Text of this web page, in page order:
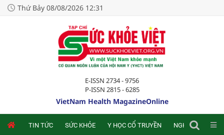
Thứ Bảy 08/08/2026 12:31
E-ISSN 2734 - 9756
P-ISSN 2815 - 6285
VietNam Health MagazineOnline
TIN TỨC SỨC KHỎE Y HỌC CỔ TRUYỀN NGHIÊN CỨU